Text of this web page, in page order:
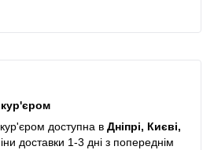
доступна в Дніпрі, Києві,
доставки 1-3 дні з попереднім